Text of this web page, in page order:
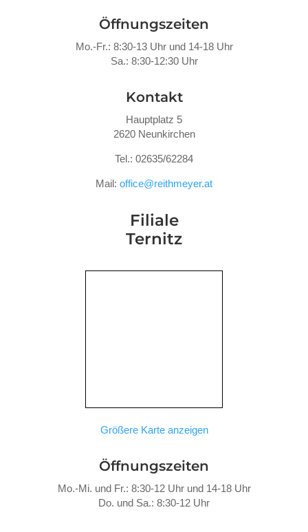
Öffnungszeiten
Mo.-Fr.: 8:30-13 Uhr und 14-18 Uhr
Sa.: 8:30-12:30 Uhr
Kontakt
Hauptplatz 5
2620 Neunkirchen
Tel.: 02635/62284
Mail: office@reithmeyer.at
Filiale
Ternitz
Größere Karte anzeigen
Öffnungszeiten
Mo.-Mi. und Fr.: 8:30-12 Uhr und 14-18 Uhr
Do. und Sa.: 8:30-12 Uhr